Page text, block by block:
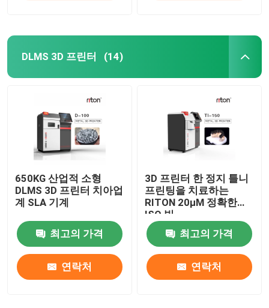
DLMS 3D 프린터 (14)
650KG 산업적 소형
DLMS 3D 프린터 치아업
계 SLA 기계
최고의 가격
연락처
3D 프린터 한 정지 틀니
프린팅을 치료하는
RITON 20μM 정확한
ISO 빛
최고의 가격
연락처